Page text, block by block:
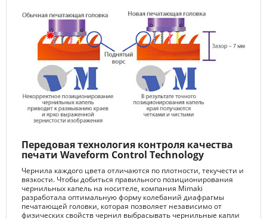
Передовая технология контроля качества
печати Waveform Control Technology
Чернила каждого цвета отличаются по плотности, текучести и
вязкости. Чтобы добиться правильного позиционирования
чернильных капель на носителе, компания Mimaki
разработала оптимальную форму колебаний диафрагмы
печатающей головки, которая позволяет независимо от
физических свойств чернил выбрасывать чернильные капли